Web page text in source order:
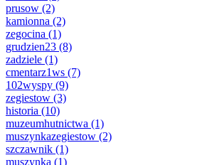
prusow (2)
kamionna (2)
zegocina (1)
grudzien23 (8)
zadziele (1)
cmentarz1ws (7)
102wyspy (9)
zegiestow (3)
historia (10)
muzeumhutnictwa (1)
muszynkazegiestow (2)
szczawnik (1)
muszynka (1)